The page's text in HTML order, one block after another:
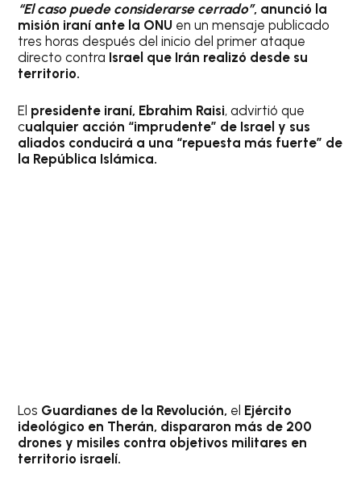
“El caso puede considerarse cerrado”, anunció la
misión iraní ante la ONU en un mensaje publicado
tres horas después del inicio del primer ataque
directo contra Israel que Irán realizó desde su
territorio.
El presidente iraní, Ebrahim Raisi, advirtió que
cualquier acción “imprudente” de Israel y sus
aliados conducirá a una “repuesta más fuerte” de
la República Islámica.
Los Guardianes de la Revolución, el Ejército
ideológico en Therán, dispararon más de 200
drones y misiles contra objetivos militares en
territorio israelí.